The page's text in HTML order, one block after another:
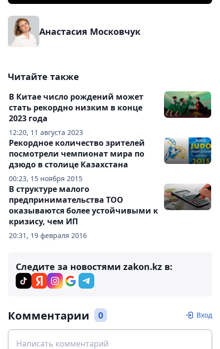
Анастасия Московчук
Читайте также
12:20, 11 августа 2023
В Китае число рождений может
стать рекордно низким в конце
2023 года
00:23, 15 ноября 2015
Рекордное количество зрителей
посмотрели чемпионат мира по
дзюдо в столице Казахстана
20:31, 19 февраля 2016
В структуре малого
предпринимательства ТОО
оказываются более устойчивыми к
кризису, чем ИП
Следите за новостями zakon.kz в:
Комментарии 0 Вход